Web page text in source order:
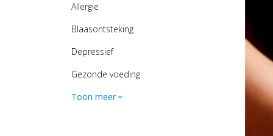
Allergie
Blaasontsteking
Depressief
Gezonde voeding
Toon meerexpand_more